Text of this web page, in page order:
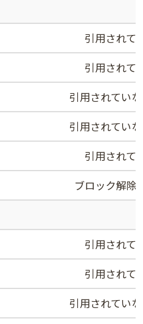
引用されて
引用されて
引用されてい
引用されてい
引用されて
ブロック解除
引用されて
引用されて
引用されてい